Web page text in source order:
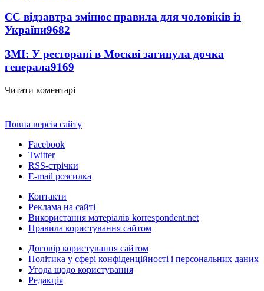
ЄС відзавтра змінює правила для чоловіків із
України9682
ЗМІ: У ресторані в Москві загинула дочка
генерала9169
Читати коментарі
Повна версія сайту
Facebook
Twitter
RSS-стрічки
E-mail розсилка
Контакти
Реклама на сайті
Використання матеріалів korrespondent.net
Правила користування сайтом
Договір користування сайтом
Політика у сфері конфіденційності і персональних даних
Угода щодо користування
Редакція